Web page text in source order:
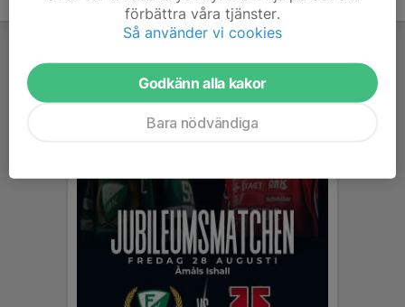
förbättra våra tjänster.
Så använder vi cookies
Godkänn alla kakor
Bara nödvändiga